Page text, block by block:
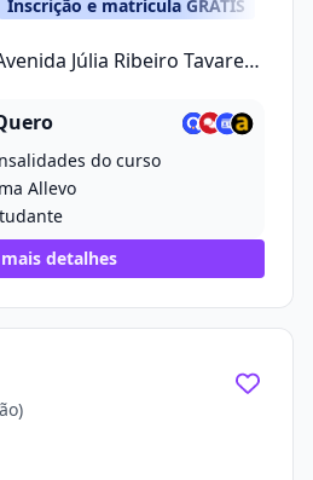
Inscrição e matrícula GRÁTIS
Júlia Ribeiro Tavares,
do curso
Allevo
detalhes